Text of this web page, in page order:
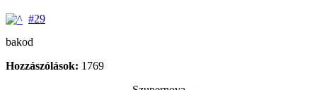
#29
bakod
Hozzászólások: 1769